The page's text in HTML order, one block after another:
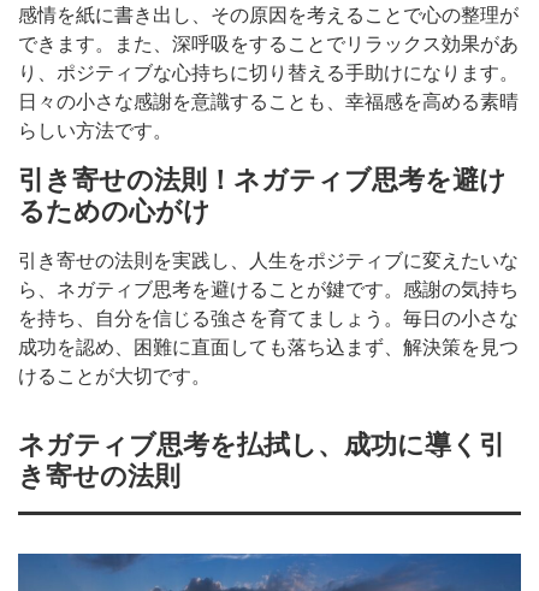
感情を紙に書き出し、その原因を考えることで心の整理が
できます。また、深呼吸をすることでリラックス効果があ
り、ポジティブな心持ちに切り替える手助けになります。
日々の小さな感謝を意識することも、幸福感を高める素晴
らしい方法です。
引き寄せの法則！ネガティブ思考を避け
るための心がけ
引き寄せの法則を実践し、人生をポジティブに変えたいな
ら、ネガティブ思考を避けることが鍵です。感謝の気持ち
を持ち、自分を信じる強さを育てましょう。毎日の小さな
成功を認め、困難に直面しても落ち込まず、解決策を見つ
けることが大切です。
ネガティブ思考を払拭し、成功に導く引
き寄せの法則